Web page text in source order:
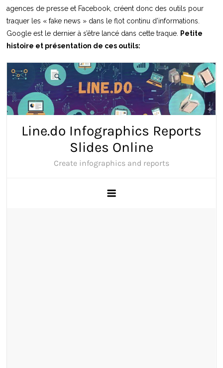
agences de presse et Facebook, créent donc des outils pour
traquer les « fake news » dans le flot continu d’informations.
Google est le dernier à s’être lancé dans cette traque. Petite
histoire et présentation de ces outils: